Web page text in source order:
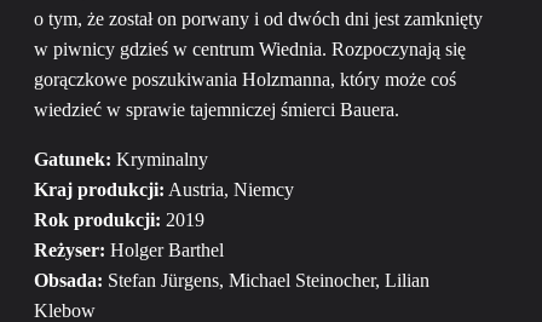
o tym, że został on porwany i od dwóch dni jest zamknięty
w piwnicy gdzieś w centrum Wiednia. Rozpoczynają się
gorączkowe poszukiwania Holzmanna, który może coś
wiedzieć w sprawie tajemniczej śmierci Bauera.
Gatunek: Kryminalny
Kraj produkcji: Austria, Niemcy
Rok produkcji: 2019
Reżyser: Holger Barthel
Obsada: Stefan Jürgens, Michael Steinocher, Lilian
Klebow